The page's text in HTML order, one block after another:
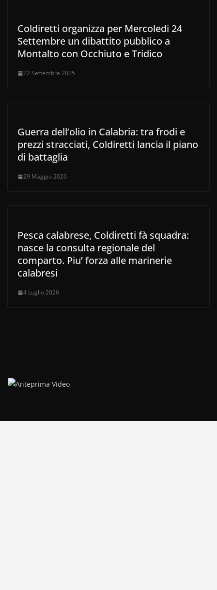
Coldiretti organizza per Mercoledi 24
Settembre un dibattito pubblico a
Montalto con Occhiuto e Tridico
22 Settembre 2025
Guerra dell’olio in Calabria: tra frodi e
prezzi stracciati, Coldiretti lancia il piano
di battaglia
29 Maggio 2026
Pesca calabrese, Coldiretti fà squadra:
nasce la consulta regionale del
comparto. Piu’ forza alle marinerie
calabresi
4 Luglio 2026